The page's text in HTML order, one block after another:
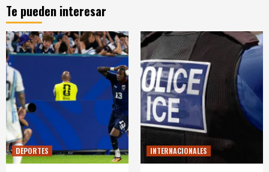
Te pueden interesar
DEPORTES INTERNACIONALES